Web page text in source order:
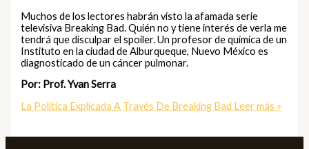
Muchos de los lectores habrán visto la afamada serie
televisiva Breaking Bad. Quién no y tiene interés de verla me
tendrá que disculpar el spoiler. Un profesor de química de un
Instituto en la ciudad de Alburqueque, Nuevo México es
diagnosticado de un cáncer pulmonar.
Por: Prof. Yvan Serra
La Política Explicada A Través De Breaking Bad Leer más »